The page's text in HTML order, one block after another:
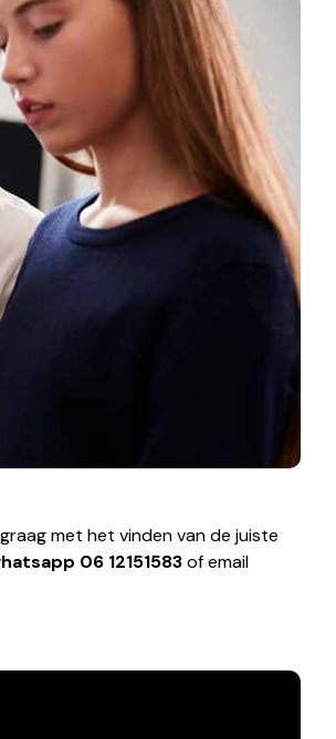
met het vinden van de juiste
06 12151583of email